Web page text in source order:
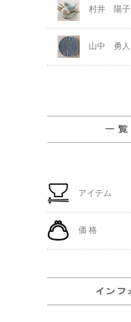
村井 陽子
山中 勇人
アイテム
価 格